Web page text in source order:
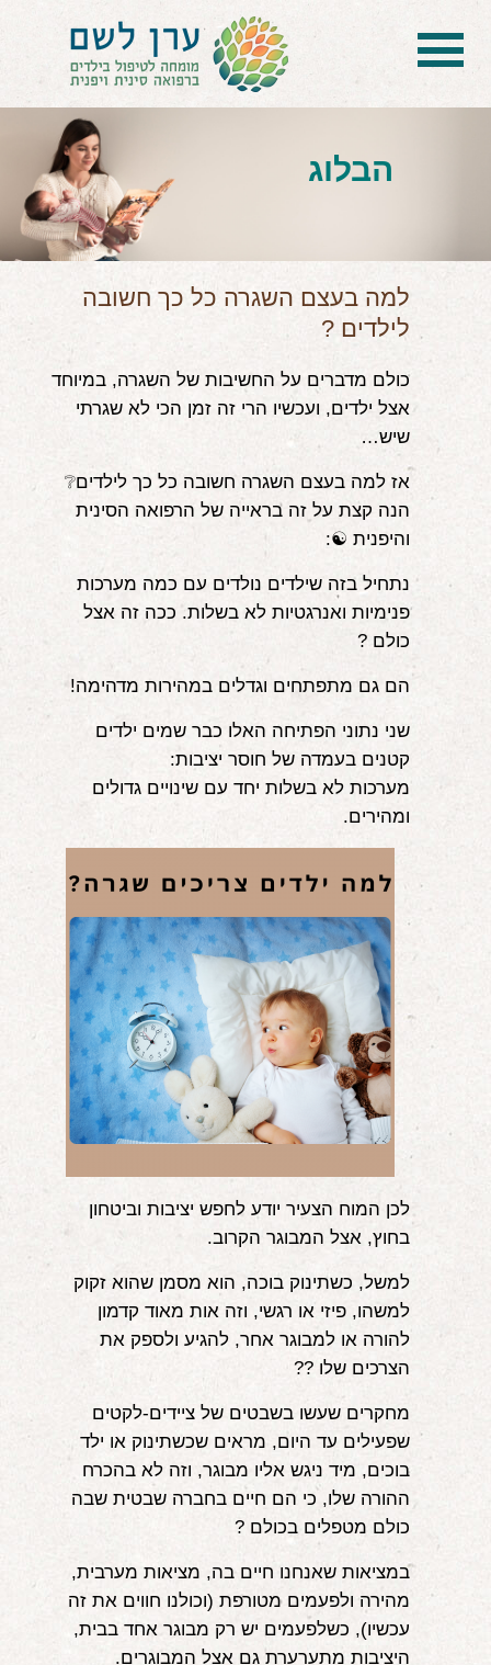
בית
הטיפול
הכל על דיקור סיני ודיקור יפני לילדים
הילד לא מפסיק להיות חולה
בעיות נשימה: קוצר, סטרידור ועוד
קשיים רגשיים, אתגרי התנהגות
שאלות ותשובות
במתנה!
הבלוג
למה בעצם השגרה כל כך חשובה
לילדים ?
כולם מדברים על החשיבות של השגרה, במיוחד
אצל ילדים, ועכשיו הרי זה זמן הכי לא שגרתי
שיש…
אז למה בעצם השגרה חשובה כל כך לילדים❔
הנה קצת על זה בראייה של הרפואה הסינית
והיפנית ☯️:
נתחיל בזה שילדים נולדים עם כמה מערכות
פנימיות ואנרגטיות לא בשלות. ככה זה אצל
כולם ?
הם גם מתפתחים וגדלים במהירות מדהימה!
שני נתוני הפתיחה האלו כבר שמים ילדים
קטנים בעמדה של חוסר יציבות:
מערכות לא בשלות יחד עם שינויים גדולים
ומהירים.
לכן המוח הצעיר יודע לחפש יציבות וביטחון
בחוץ, אצל המבוגר הקרוב.
למשל, כשתינוק בוכה, הוא מסמן שהוא זקוק
למשהו, פיזי או רגשי, וזה אות מאוד קדמון
להורה או למבוגר אחר, להגיע ולספק את
הצרכים שלו ?‍?
מחקרים שעשו בשבטים של ציידים-לקטים
שפעילים עד היום, מראים שכשתינוק או ילד
בוכים, מיד ניגש אליו מבוגר, וזה לא בהכרח
ההורה שלו, כי הם חיים בחברה שבטית שבה
כולם מטפלים בכולם ?
במציאות שאנחנו חיים בה, מציאות מערבית,
מהירה ולפעמים מטורפת (וכולנו חווים את זה
עכשיו), כשלפעמים יש רק מבוגר אחד בבית,
היציבות מתערערת גם אצל המבוגרים.